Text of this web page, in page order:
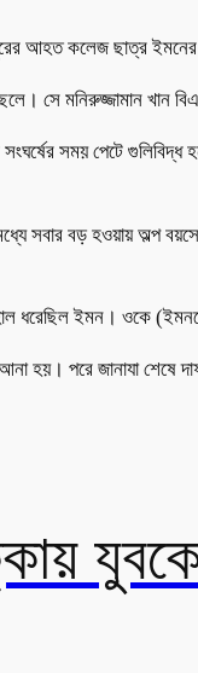
আহত কলেজ ছাত্র
সে মনিরুজ্জামান
সময় পেটে
সবার বড় হওয়ায় অল্প
ধরেছিল ইমন। ওকে
আনা হয়। পরে জানাযা শেষে